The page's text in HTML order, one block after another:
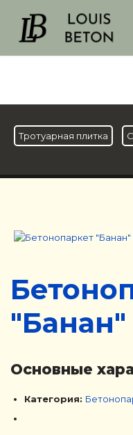
Тротуарная плитка
"Банан"
Основные
Категория: